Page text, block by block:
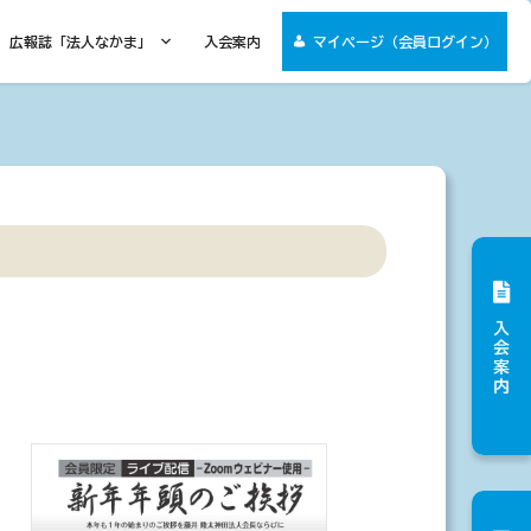
広報誌「法人なかま」 入会案内 マイページ（会員ログイン）